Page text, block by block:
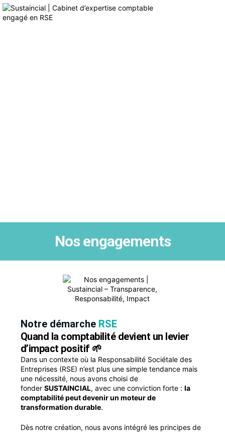
Nos engagements
Notre démarche RSE
Quand la comptabilité devient un levier
d’impact positif 🌱
Dans un contexte où la Responsabilité Sociétale des
Entreprises (RSE) n’est plus une simple tendance mais
une nécessité, nous avons choisi de
fonder SUSTAINCIAL, avec une conviction forte : la
comptabilité peut devenir un moteur de
transformation durable.
Dès notre création, nous avons intégré les principes de